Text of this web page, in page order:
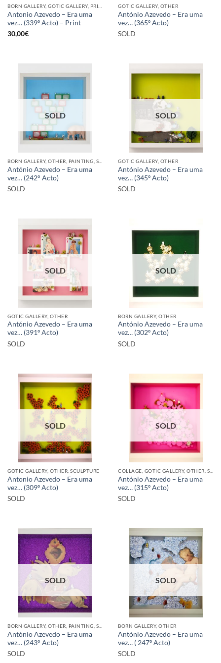
Antonio Azevedo – Era uma
vez… (339º Acto) – Print
30,00€
GOTIC GALLERY, OTHER
António Azevedo – Era uma
vez… (365º Acto)
SOLD
SOLD
António Azevedo – Era uma
vez… (242° Acto)
SOLD
SOLD
GOTIC GALLERY, OTHER
António Azevedo – Era uma
vez… (345º Acto)
SOLD
SOLD
GOTIC GALLERY, OTHER
António Azevedo – Era uma
vez… (391º Acto)
SOLD
SOLD
BORN GALLERY, OTHER
António Azevedo – Era uma
vez… (302º Acto)
SOLD
SOLD
GOTIC GALLERY, OTHER, SCULPTURE
Antonio Azevedo – Era uma
vez… (309º Acto)
SOLD
SOLD
António Azevedo – Era uma
vez… (315º Acto)
SOLD
SOLD
António Azevedo – Era uma
vez… (243° Acto)
SOLD
SOLD
BORN GALLERY, OTHER
António Azevedo – Era uma
vez… ( 247º Acto)
SOLD